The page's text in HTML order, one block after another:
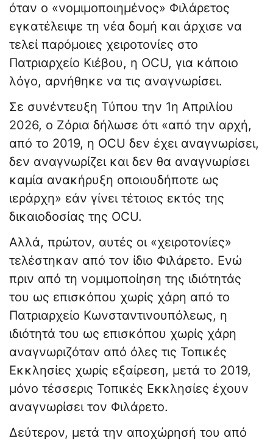
όταν ο «νομιμοποιημένος» Φιλάρετος
εγκατέλειψε τη νέα δομή και άρχισε να
τελεί παρόμοιες χειροτονίες στο
Πατριαρχείο Κιέβου, η OCU, για κάποιο
λόγο, αρνήθηκε να τις αναγνωρίσει.
Σε συνέντευξη Τύπου την 1η Απριλίου
2026, ο Ζόρια δήλωσε ότι «από την αρχή,
από το 2019, η OCU δεν έχει αναγνωρίσει,
δεν αναγνωρίζει και δεν θα αναγνωρίσει
καμία ανακήρυξη οποιουδήποτε ως
ιεράρχη» εάν γίνει τέτοιος εκτός της
δικαιοδοσίας της OCU.
Αλλά, πρώτον, αυτές οι «χειροτονίες»
τελέστηκαν από τον ίδιο Φιλάρετο. Ενώ
πριν από τη νομιμοποίηση της ιδιότητάς
του ως επισκόπου χωρίς χάρη από το
Πατριαρχείο Κωνσταντινουπόλεως, η
ιδιότητά του ως επισκόπου χωρίς χάρη
αναγνωριζόταν από όλες τις Τοπικές
Εκκλησίες χωρίς εξαίρεση, μετά το 2019,
μόνο τέσσερις Τοπικές Εκκλησίες έχουν
αναγνωρίσει τον Φιλάρετο.
Δεύτερον, μετά την αποχώρησή του από